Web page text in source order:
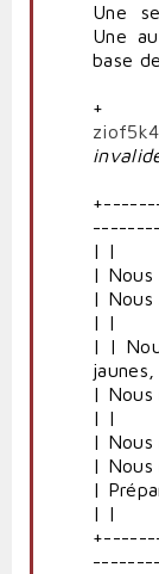
Une
Une
base
| |
| Nous
| Nous
| |
| |
| Nous
| |
| Nous
| Nous
|
| |